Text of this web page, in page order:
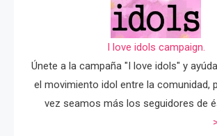
I love idols campaign.
Únete a la campaña "I love idols" y
el movimiento idol entre la comunidad,
vez seamos más los seguidores de